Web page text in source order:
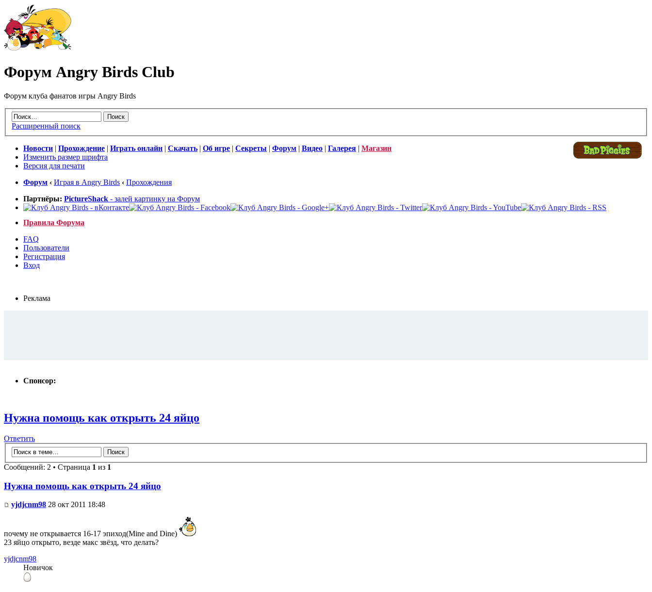
Форум Angry Birds Club
Форум клуба фанатов игры Angry Birds
Расширенный поиск
Новости Прохождение Играть онлайн Скачать Об игре Секреты Форум Видео Галерея
Магазин
Изменить размер шрифта
Версия для печати
Форум ‹ Играя в Angry Birds ‹ Прохождения
Партнёры: PictureShack - залей картинку на Форум
Правила Форума
FAQ
Пользователи
Регистрация
Вход
Реклама
Спонсор:
Нужна помощь как открыть 24 яйцо
Ответить
Сообщений: 2 • Страница 1 из 1
Нужна помощь как открыть 24 яйцо
yjdjcnm98 28 окт 2011 18:48
почему не открывается 16-17 эпиход(Mine and Dine)
23 яйцо открыто, везде макс звёзд, что делать?
yjdjcnm98
Новичок